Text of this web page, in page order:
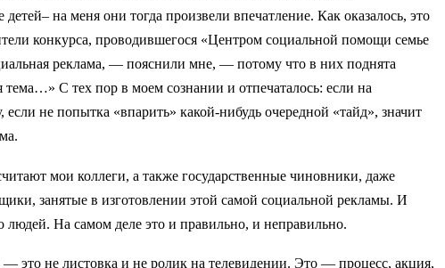
на меня они тогда произвели впечатление. Как оказалось, это
конкурса, проводившегося «Центром социальной помощи семье
реклама, — пояснили мне, — потому что в них поднята
С тех пор в моем сознании и отпечаталось: если на
если не попытка «впарить» какой-нибудь очередной «тайд», значит
мои коллеги, а также государственные чиновники, даже
занятые в изготовлении этой самой социальной рекламы. И
людей. На самом деле это и правильно, и неправильно.
— это не листовка и не ролик на телевидении. Это — процесс, акция,